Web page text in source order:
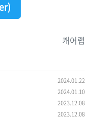
캐어랩
2024.01.22
2024.01.10
2023.12.08
2023.12.08